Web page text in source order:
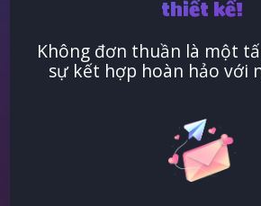
thiết kế!
Không đơn thuần là một
sự kết hợp hoàn hảo với